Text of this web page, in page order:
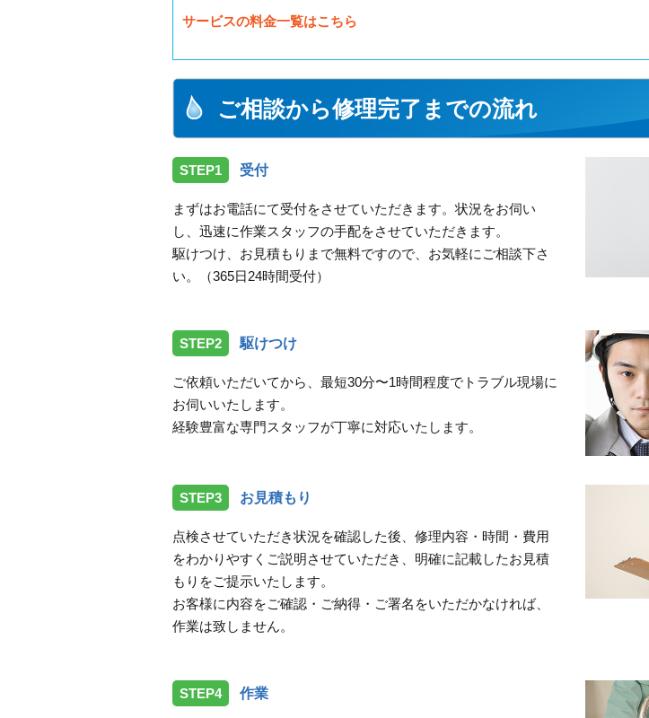
サービスの料金一覧はこちら
ご相談から修理完了までの流れ
STEP1 受付
まずはお電話にて受付をさせていただきます。状況をお伺い
し、迅速に作業スタッフの手配をさせていただきます。
駆けつけ、お見積もりまで無料ですので、お気軽にご相談下さ
い。（365日24時間受付）
STEP2 駆けつけ
ご依頼いただいてから、最短30分〜1時間程度でトラブル現場に
お伺いいたします。
経験豊富な専門スタッフが丁寧に対応いたします。
STEP3 お見積もり
点検させていただき状況を確認した後、修理内容・時間・費用
をわかりやすくご説明させていただき、明確に記載したお見積
もりをご提示いたします。
お客様に内容をご確認・ご納得・ご署名をいただかなければ、
作業は致しません。
STEP4 作業